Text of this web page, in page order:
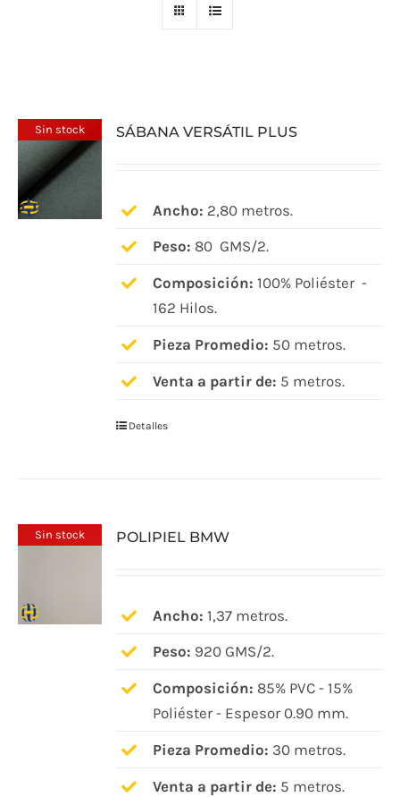
Sin stock SÁBANA VERSÁTIL PLUS
Ancho: 2,80 metros.
Peso: 80 GMS/2.
Composición: 100% Poliéster -
162 Hilos.
Pieza Promedio: 50 metros.
Venta a partir de: 5 metros.
Detalles
Sin stock POLIPIEL BMW
Ancho: 1,37 metros.
Peso: 920 GMS/2.
Composición: 85% PVC - 15%
Poliéster - Espesor 0.90 mm.
Pieza Promedio: 30 metros.
Venta a partir de: 5 metros.